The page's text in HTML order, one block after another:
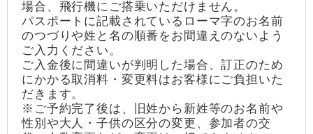
場合、飛行機にご搭乗いただけません。
パスポートに記載されているローマ字のお名前
のつづりや姓と名の順番をお間違えのないよう
ご入力ください。
ご入金後に間違いが判明した場合、訂正のため
にかかる取消料・変更料はお客様にご負担いた
だきます。
※ご予約完了後は、旧姓から新姓等のお名前や
性別や大人・子供の区分の変更、参加者の交